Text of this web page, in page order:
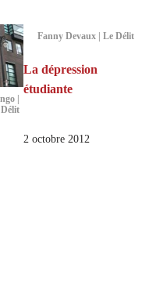
|
Fanny Devaux | Le Délit
La dépression
étudiante
2 octobre 2012